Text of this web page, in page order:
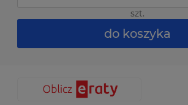
szt.
do koszyka